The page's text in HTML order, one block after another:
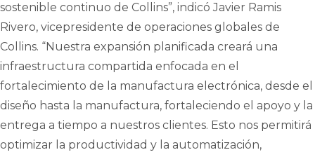
sostenible continuo de Collins”, indicó Javier Ramis
Rivero, vicepresidente de operaciones globales de
Collins. “Nuestra expansión planificada creará una
infraestructura compartida enfocada en el
fortalecimiento de la manufactura electrónica, desde el
diseño hasta la manufactura, fortaleciendo el apoyo y la
entrega a tiempo a nuestros clientes. Esto nos permitirá
optimizar la productividad y la automatización,